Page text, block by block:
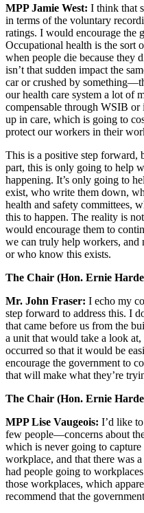
MPP Jamie West: I think that
in terms of the voluntary
ratings. I would encourage the
Occupational health is the sort
when people die because they
isn’t that sudden impact the
car or crushed by
our health care system a lot of
compensable through WSIB or
up in care, which is going to
protect our workers in their
This is a positive step forward,
part, this is only going to help
happening. It’s only going to
exist, who write them down,
health and safety committees,
this to happen. The reality is
would encourage them to
we can truly help workers, and
or who know this exists.
The Chair (Hon. Ernie
Mr. John Fraser: I echo my
step forward to address this. I
that came before us from the
a unit that would take a look
occurred so that it would be
encourage the government to
that will make what they’re
The Chair (Hon. Ernie
MPP Lise Vaugeois: I’d like
few people—concerns about
which is never going to
workplace, and that there was
had people going to
those workplaces, which
recommend that the